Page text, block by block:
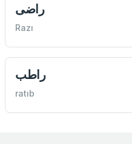
راضی
Razı
راطب
ratıb